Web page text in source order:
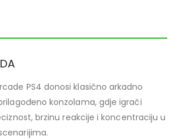
PS4 donosi klasično arkadno
konzolama, gdje igrači
brzinu reakcije i koncentraciju u